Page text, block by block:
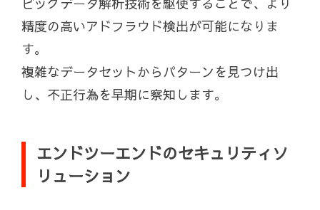
精度の高いアドフラウド検出が可能になりま
す。
複雑なデータセットからパターンを見つけ出
し、不正行為を早期に察知します。
エンドツーエンドのセキュリティソ
リューション